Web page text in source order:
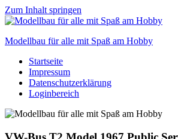
Zum Inhalt springen
Modellbau für alle mit Spaß am Hobby
Scale
modelling
to
Startseite
Impressum
Datenschutzerklärung
Loginbereich